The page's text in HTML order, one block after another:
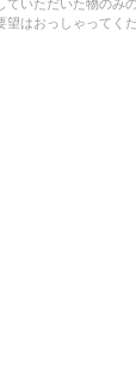
ていただいた物のみ
はおっしゃってくだ